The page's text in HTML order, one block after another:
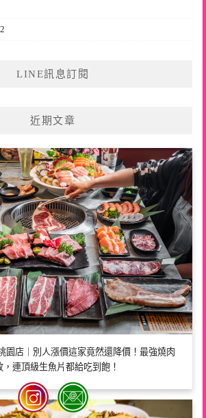
LINE訊息訂閱
近期文章
園店｜別人漲價這家竟然還降價！最強燒肉
連頂級生魚片都給吃到飽！